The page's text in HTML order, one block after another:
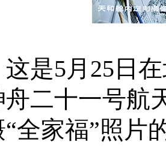
5月25日在
舟二十一号航
全家福”照片